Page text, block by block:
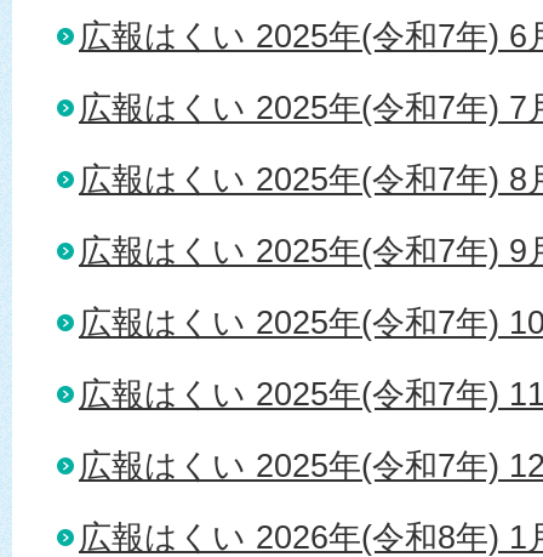
広報はくい 2025年(令和7年) 6
広報はくい 2025年(令和7年) 7
広報はくい 2025年(令和7年) 8
広報はくい 2025年(令和7年) 9
広報はくい 2025年(令和7年)
広報はくい 2025年(令和7年)
広報はくい 2025年(令和7年)
広報はくい 2026年(令和8年) 1